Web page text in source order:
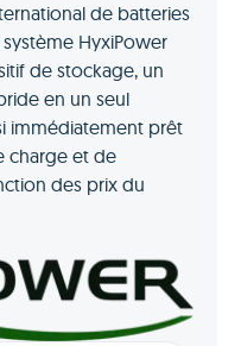
de batteries
HyxiPower
de stockage, un
en un seul
immédiatement prêt
charge et de
des prix du